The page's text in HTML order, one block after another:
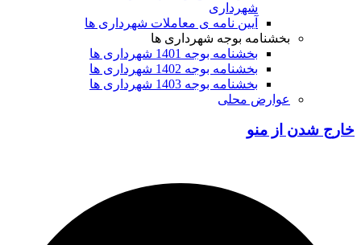
آیین نامه ی معاملات شهرداری ها
بخشنامه بوجه شهرداری ها
بخشنامه بوجه 1401 شهرداری ها
بخشنامه بوجه 1402 شهرداری ها
بخشنامه بوجه 1403 شهرداری ها
عوارض محلی
از منو